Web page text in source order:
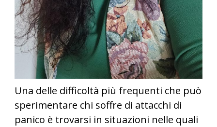
Una delle difficoltà più frequenti che può
sperimentare chi soffre di attacchi di
panico è trovarsi in situazioni nelle quali